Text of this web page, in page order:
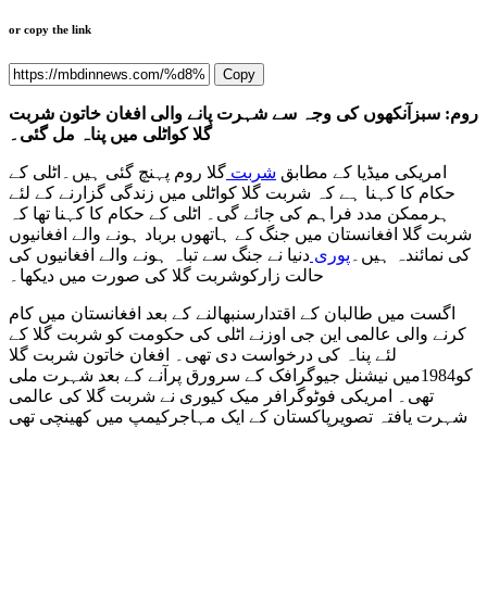
or copy the link
Copy
روم: سبزآنکھوں کی وجہ سے شہرت پانے والی افغان خاتون شربت
گلا کواٹلی میں پناہ مل گئی۔
امریکی میڈیا کے مطابق شربت گلا روم پہنچ گئی ہیں۔اٹلی کے
حکام کا کہنا ہے کہ شربت گلا کواٹلی میں زندگی گزارنے کے لئے
ہرممکن مدد فراہم کی جائے گی۔ اٹلی کے حکام کا کہنا تھا کہ
شربت گلا افغانستان میں جنگ کے ہاتھوں برباد ہونے والے افغانیوں
کی نمائندہ ہیں۔ پوری دنیا نے جنگ سے تباہ ہونے والے افغانیوں کی
حالت زارکوشربت گلا کی صورت میں دیکھا۔
اگست میں طالبان کے اقتدارسنبھالنے کے بعد افغانستان میں کام
کرنے والی عالمی این جی اوزنے اٹلی کی حکومت کو شربت گلا کے
لئے پناہ کی درخواست دی تھی۔ افغان خاتون شربت گلا
کو1984میں نیشنل جیوگرافک کے سرورق پرآنے کے بعد شہرت ملی
تھی۔ امریکی فوٹوگرافر میک کیوری نے شربت گلا کی عالمی
شہرت یافتہ تصویرپاکستان کے ایک مہاجرکیمپ میں کھینچی تھی